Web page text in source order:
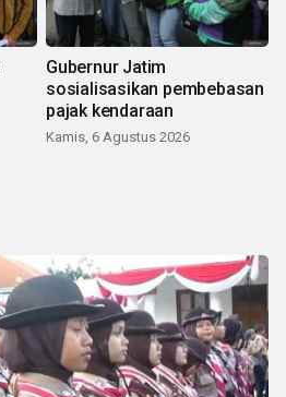
Gubernur Jatim
sosialisasikan pembebasan
pajak kendaraan
Kamis, 6 Agustus 2026